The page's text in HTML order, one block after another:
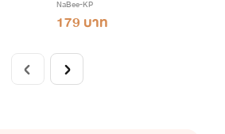
NaBee-KP
179 บาท